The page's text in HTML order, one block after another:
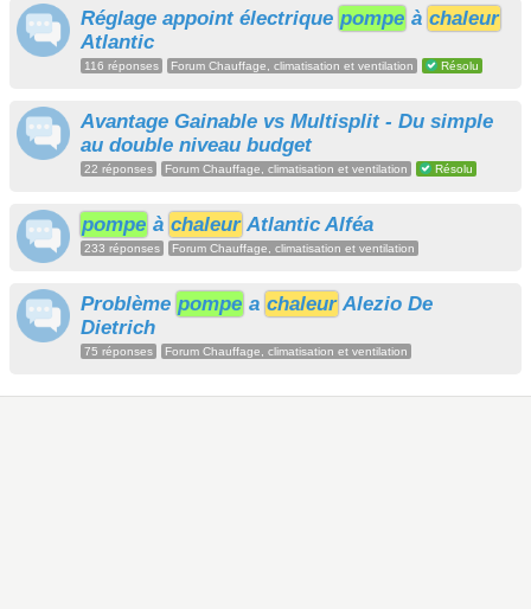
Réglage appoint électrique pompe à chaleur
Atlantic
116 réponses Forum Chauffage, climatisation et ventilation Résolu
Avantage Gainable vs Multisplit - Du simple
au double niveau budget
22 réponses Forum Chauffage, climatisation et ventilation Résolu
pompe à chaleur Atlantic Alféa
233 réponses Forum Chauffage, climatisation et ventilation
Problème pompe a chaleur Alezio De
Dietrich
75 réponses Forum Chauffage, climatisation et ventilation